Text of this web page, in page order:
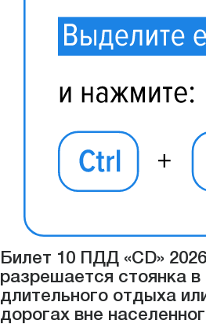
Билет 10 ПДД «CD»
разрешается стоянка в
длительного отдыха
дорогах вне